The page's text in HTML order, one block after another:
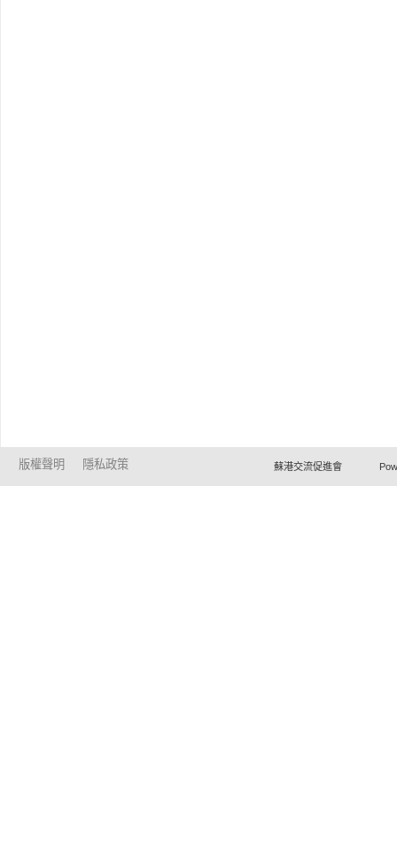
版權聲明 隱私政策 蘇港交流促進會